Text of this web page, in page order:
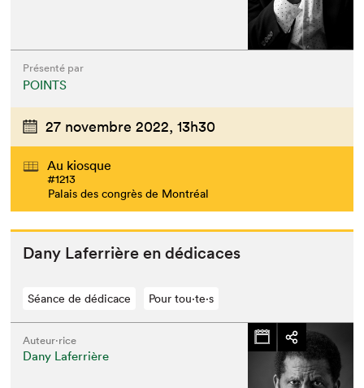
Présenté par
POINTS
27 novembre 2022, 13h30
Au kiosque
#1213
Palais des congrès de Montréal
Dany Lafer­rière en dédicaces
Séance de dédicace Pour tou⋅te⋅s
Auteur·rice
Dany Laferrière